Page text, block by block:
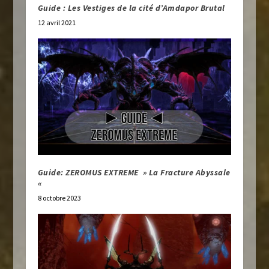
Guide : Les Vestiges de la cité d’Amdapor Brutal
12 avril 2021
Guide: ZEROMUS EXTREME » La Fracture Abyssale
«
8 octobre 2023